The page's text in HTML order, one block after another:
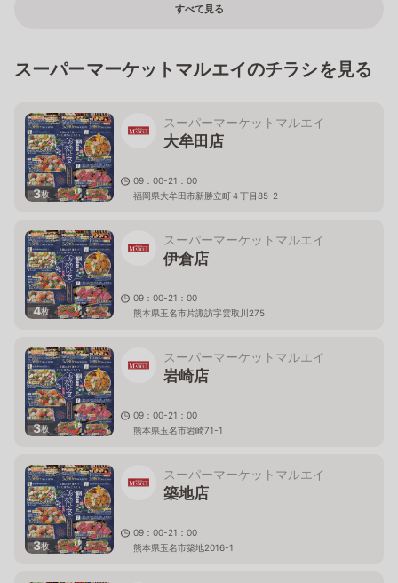
すべて見る
スーパーマーケットマルエイのチラシを見る
3枚
スーパーマーケットマルエイ
大牟田店
09：00-21：00
福岡県大牟田市新勝立町４丁目85-2
4枚
スーパーマーケットマルエイ
伊倉店
09：00-21：00
熊本県玉名市片諏訪字雲取川275
3枚
スーパーマーケットマルエイ
岩崎店
09：00-21：00
熊本県玉名市岩崎71-1
3枚
スーパーマーケットマルエイ
築地店
09：00-21：00
熊本県玉名市築地2016-1